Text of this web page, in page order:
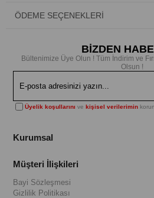
ÖDEME SEÇENEKLERI
BİZDEN
Bültenimize Üye Olun ! Tüm İndirim ve
Olsun !
Üyelik koşullarını vekişisel verilerimin
Kurumsal
Müşteri İlişkileri
Bayi Sözleşmesi
Gizlilik Politikası